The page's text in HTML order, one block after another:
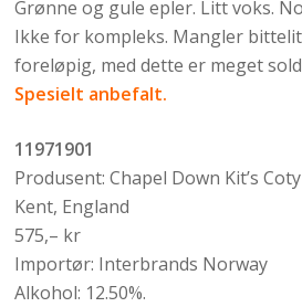
Grønne og gule epler. Litt voks.
Ikke for kompleks. Mangler
foreløpig, med dette er meget
Spesielt anbefalt.
11971901
Produsent: Chapel Down Kit’s
Kent, England
575,– kr
Importør: Interbrands Norway
Alkohol: 12.50%.